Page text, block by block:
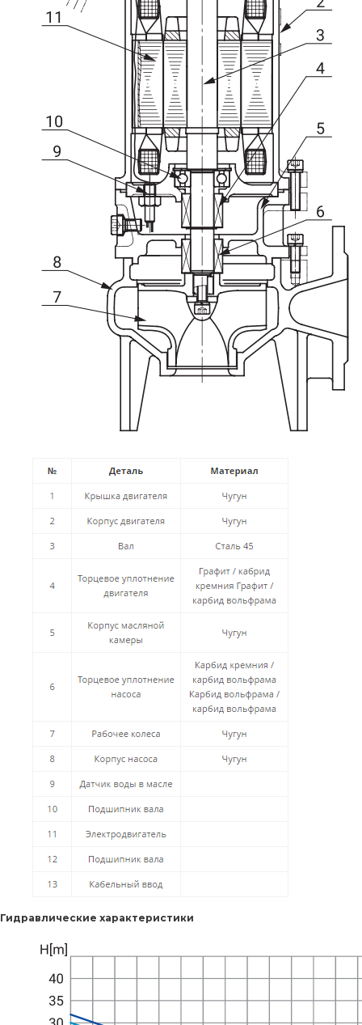
Гидравлические характеристики